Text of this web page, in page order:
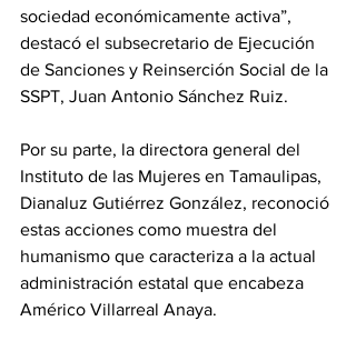
sociedad económicamente activa”,
destacó el subsecretario de Ejecución
de Sanciones y Reinserción Social de la
SSPT, Juan Antonio Sánchez Ruiz.
Por su parte, la directora general del
Instituto de las Mujeres en Tamaulipas,
Dianaluz Gutiérrez González, reconoció
estas acciones como muestra del
humanismo que caracteriza a la actual
administración estatal que encabeza
Américo Villarreal Anaya.